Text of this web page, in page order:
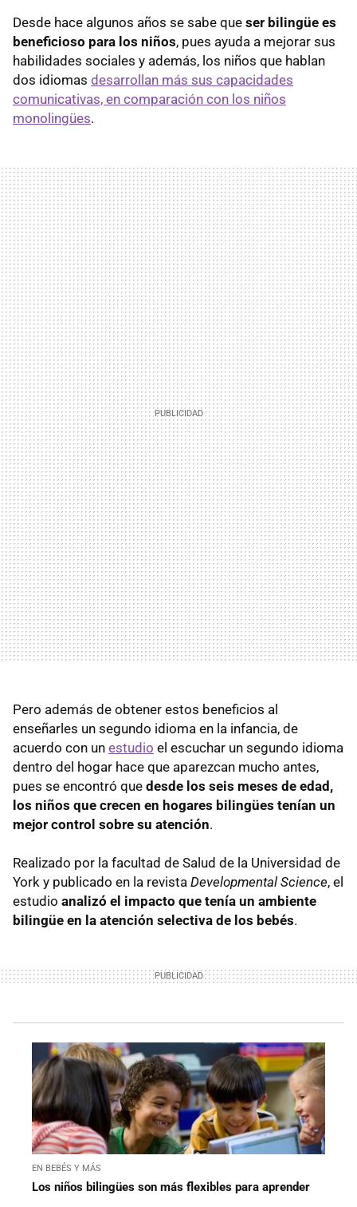
Desde hace algunos años se sabe que ser bilingüe es
beneficioso para los niños, pues ayuda a mejorar sus
habilidades sociales y además, los niños que hablan
dos idiomas desarrollan más sus capacidades
comunicativas, en comparación con los niños
monolingües.
Pero además de obtener estos beneficios al
enseñarles un segundo idioma en la infancia, de
acuerdo con un estudio el escuchar un segundo idioma
dentro del hogar hace que aparezcan mucho antes,
pues se encontró que desde los seis meses de edad,
los niños que crecen en hogares bilingües tenían un
mejor control sobre su atención.
Realizado por la facultad de Salud de la Universidad de
York y publicado en la revista Developmental Science, el
estudio analizó el impacto que tenía un ambiente
bilingüe en la atención selectiva de los bebés.
EN BEBÉS Y MÁS
Los niños bilingües son más flexibles para aprender